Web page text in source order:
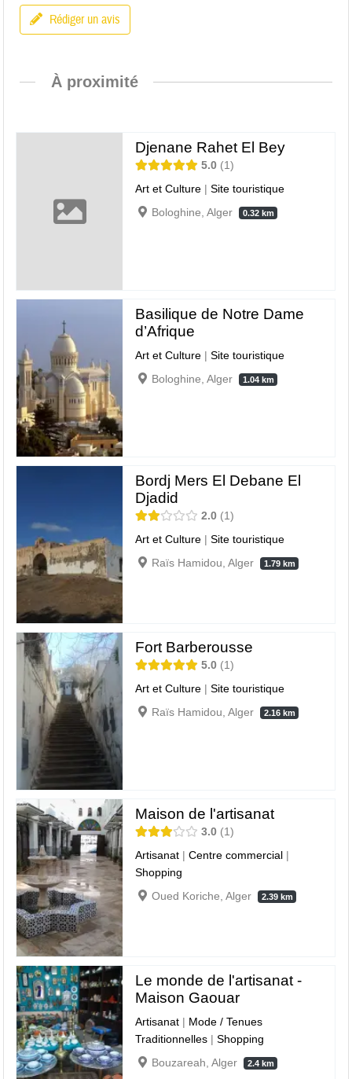
Rédiger un avis
À proximité
Djenane Rahet El Bey
5.0
1
Art et Culture |Site touristique
Bologhine, Alger
0.32 km
Basilique de Notre Dame
d’Afrique
Art et Culture |Site touristique
Bologhine, Alger
1.04 km
Bordj Mers El Debane El
Djadid
2.0
1
Art et Culture |Site touristique
Raïs Hamidou, Alger
1.79 km
Fort Barberousse
5.0
1
Art et Culture |Site touristique
Raïs Hamidou, Alger
2.16 km
Maison de l'artisanat
3.0
1
Artisanat |Centre commercial |
Shopping
Oued Koriche, Alger
2.39 km
Le monde de l'artisanat -
Maison Gaouar
Artisanat | Mode / Tenues
Traditionnelles |Shopping
Bouzareah, Alger
2.4 km